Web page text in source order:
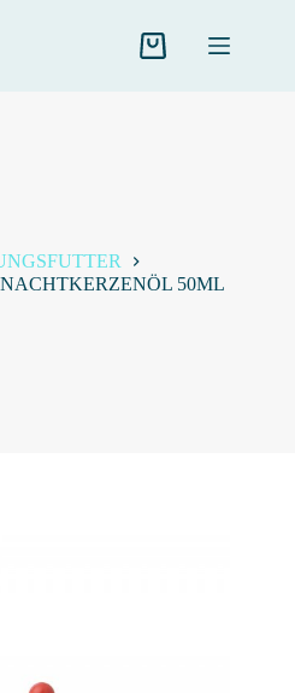
Carrello
NACHTKERZENÖL 50ML